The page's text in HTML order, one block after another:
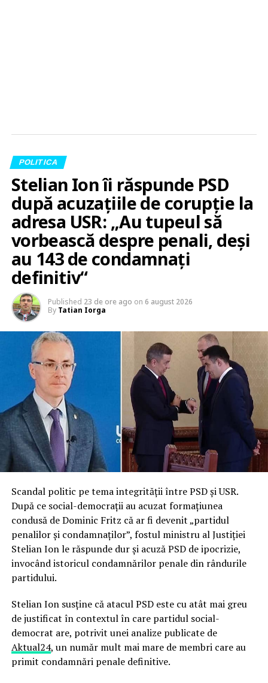
POLITICA
Stelian Ion îi răspunde PSD
după acuzațiile de corupție la
adresa USR: „Au tupeul să
vorbească despre penali, deși
au 143 de condamnați
definitiv“
Published 23 de ore ago on 6 august 2026
By Tatian Iorga
Scandal politic pe tema integrității între PSD și USR.
După ce social-democrații au acuzat formațiunea
condusă de Dominic Fritz că ar fi devenit „partidul
penalilor și condamnaților”, fostul ministru al Justiției
Stelian Ion le răspunde dur și acuză PSD de ipocrizie,
invocând istoricul condamnărilor penale din rândurile
partidului.
Stelian Ion susține că atacul PSD este cu atât mai greu
de justificat în contextul în care partidul social-
democrat are, potrivit unei analize publicate de
Aktual24, un număr mult mai mare de membri care au
primit condamnări penale definitive.